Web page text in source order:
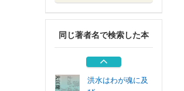
同じ著者名で検索した本
大江健三郎江藤淳
全対話
中央公論新社
洪水はわが魂に及